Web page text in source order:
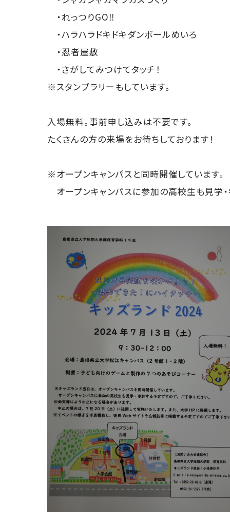
・れっつりGO‼
・ハラハラドキドキダンボールめいろ
・忍者屋敷
・さがしてみつけてタッチ！
※スタンプラリーもしています。
入場無料。事前申し込みは不要です。
たくさんの方の来場をお待ちしております！
※オープンキャンパスと同時開催しています。
オープンキャンパスに参加の高校生も見学・